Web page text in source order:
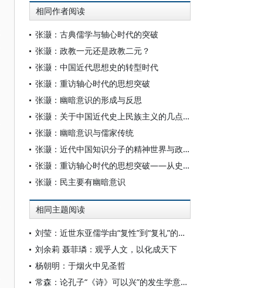
相同作者阅读
张灏：古典儒学与轴心时代的突破
张灏：政教一元还是政教二元？
张灏：中国近代思想史的转型时代
张灏：重访轴心时代的思想突破
张灏：幽暗意识的形成与反思
张灏：关于中国近代史上民族主义的几点省思
张灏：幽暗意识与儒家传统
张灏：近代中国知识分子的精神世界与政治关怀
张灏：重访轴心时代的思想突破——从史华慈教授的超越观念谈起
张灏：民主要有幽暗意识
相同主题阅读
刘莹：近世东亚儒学由“复性”到“复礼”的范式转型
刘余莉 聂菲璘：观乎人文，以化成天下
杨朝明：于烟火中见圣哲
常森：论孔子“《诗》可以兴”的发生学意涵以及相关认知偏差